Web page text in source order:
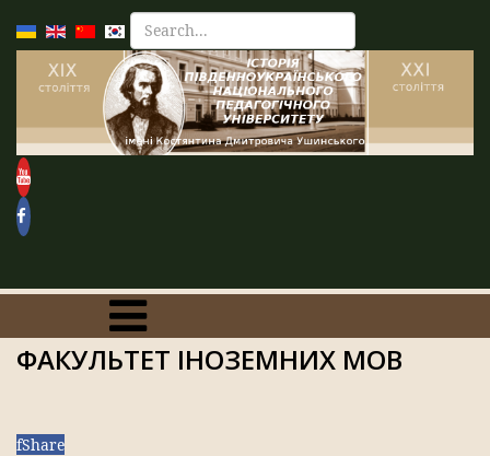
ФАКУЛЬТЕТ ІНОЗЕМНИХ МОВ
fShare